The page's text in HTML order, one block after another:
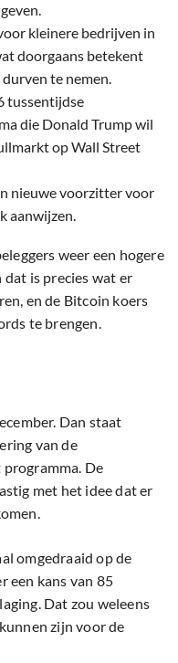
kleinere bedrijven in
doorgaans betekent
te nemen.
tussentijdse
die Donald Trump wil
op Wall Street
nieuwe voorzitter voor
aanwijzen.
weer een hogere
dat is precies wat er
en de Bitcoin koers
te brengen.
Dan staat
van de
De
met het idee dat er
omgedraaid op de
een kans van 85
Dat zou weleens
zijn voor de